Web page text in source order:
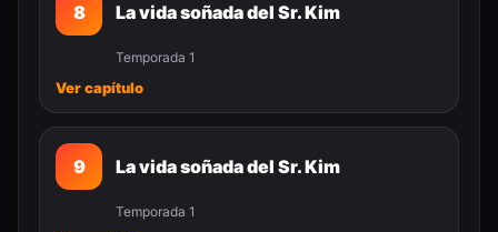
8 La vida soñada del Sr. Kim
Temporada 1
Ver capítulo
9 La vida soñada del Sr. Kim
Temporada 1